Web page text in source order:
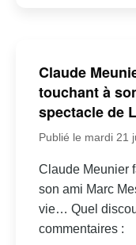
Claude
touchant à
spectacle de
Publié le mardi 21
Claude Meunier
son ami Marc
vie… Quel
commentaires :